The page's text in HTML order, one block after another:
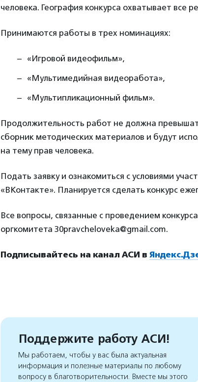
человека. География конкурса охватывает все
Принимаются работы в трех номинациях:
«Игровой видеофильм»,
«Мультимедийная видеоработа»,
«Мультипликационный фильм».
Продолжительность работ не должна
сборник методических материалов и будут
на тему прав человека.
Подать заявку и ознакомиться с условиями
«ВКонтакте». Планируется сделать конкурс
Все вопросы, связанные с проведением
оргкомитета 30pravcheloveka@gmail.com.
Подписывайтесь на канал АСИ в
Поддержите работу АСИ!
Мы работаем, чтобы у вас была актуальная
информация и полезные материалы по любому
вопросу в благотворительности. Вместе мы этого